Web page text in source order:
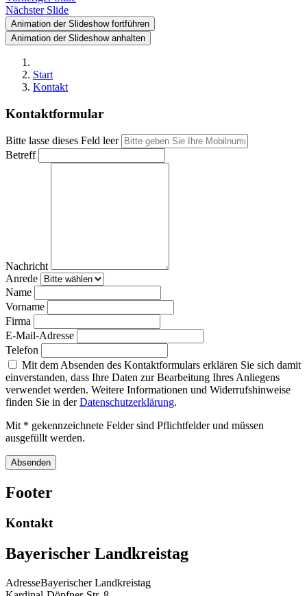
Nächster Slide
Animation der Slideshow fortführen
Animation der Slideshow anhalten
Start
Kontakt
Kontaktformular
Bitte lasse dieses Feld leer
Betreff
Nachricht
Anrede
Name
Vorname
Firma
E-Mail-Adresse
Telefon
Mit dem Absenden des Kontaktformulars erklären Sie sich damit
einverstanden, dass Ihre Daten zur Bearbeitung Ihres Anliegens
verwendet werden. Weitere Informationen und Widerrufshinweise
finden Sie in derDatenschutzerklärung.
Mit * gekennzeichnete Felder sind Pflichtfelder und müssen
ausgefüllt werden.
Absenden
Footer
Kontakt
Bayerischer Landkreistag
AdresseBayerischer Landkreistag